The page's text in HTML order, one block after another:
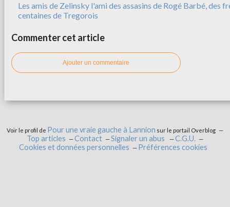
Les amis de Zelinsky l'ami des assasins de Rogé Barbé, des
centaines de Tregorois
Commenter cet article
Ajouter un commentaire
Voir le profil de Pour une vraie gauche à Lannion sur le portail Overblog
Top articles Contact Signaler un abus
C.G.U.
Cookies et données personnelles
Préférences cookies